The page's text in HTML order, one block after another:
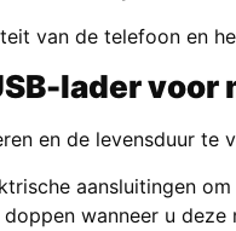
van de telefoon en
lader
en de levensduur
aansluitingen
wanneer u